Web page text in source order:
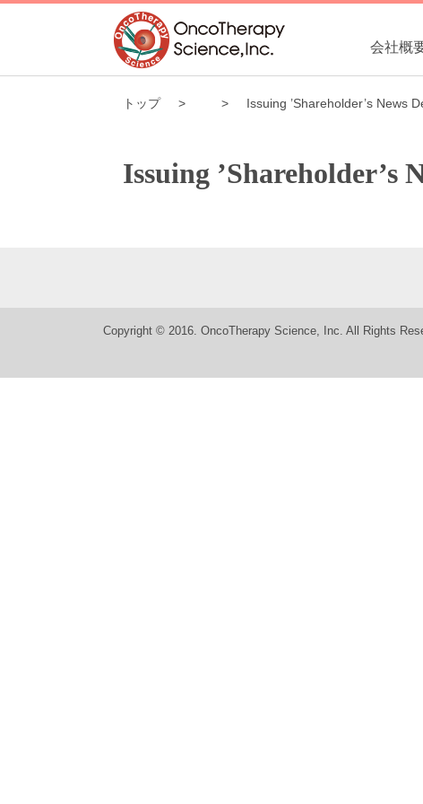
会社概
トップ Issuing ’Shareholder’s News
Issuing ’Shareholder’s
Copyright © 2016. OncoTherapy Science, Inc. All Rights